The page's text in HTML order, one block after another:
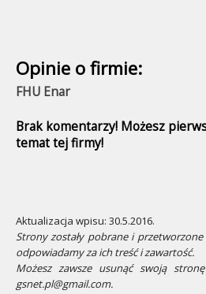
Opinie o firmie:
FHU Enar
Brak komentarzy! Możesz
temat tej firmy!
Aktualizacja wpisu: 30.5.2016.
Strony zostały pobrane i przetworzone
odpowiadamy za ich treść i zawartość.
Możesz zawsze usunąć swoją
gsnet.pl@gmail.com.